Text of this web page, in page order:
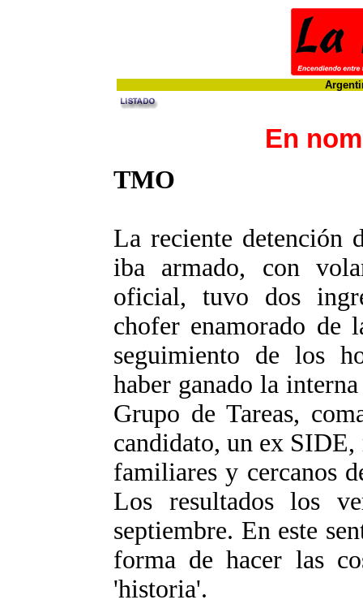
En
TMO
La reciente detención
iba armado, con
oficial, tuvo dos
chofer enamorado de
seguimiento de los
haber ganado la
Grupo de Tareas,
candidato, un ex SIDE,
familiares y cercanos
Los resultados los
septiembre. En este
forma de hacer las
'historia'.